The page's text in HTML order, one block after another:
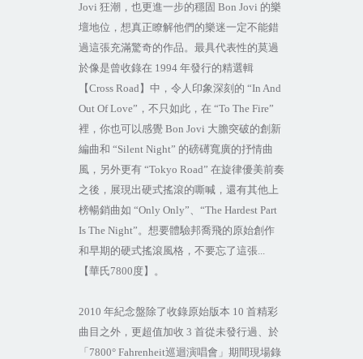
Jovi 狂潮，也更進一步的穩固 Bon Jovi 的樂
壇地位，想真正瞭解他們的樂迷一定不能錯
過這張充滿驚奇的作品。最具代表性的莫過
於像是曾收錄在 1994 年發行的精選輯
【Cross Road 】中，令人印象深刻的 “In And
Out Of Love” ，不只如此，在 “To The Fire”
裡，你也可以感覺 Bon Jovi 大膽突破的創新
編曲和 “Silent Night” 的磅礡寬廣的抒情曲
風，另外更有 “Tokyo Road” 在旋律優美前奏
之後，展現出硬式搖滾的嘶喊，還有其他上
榜暢銷曲如 “Only Only”、 “The Hardest Part
Is The Night”。想要體驗邦喬飛的原始創作
和早期的硬式搖滾風格，不要忘了這張...
【華氏7800度】。
2010 年紀念盤除了收錄原始版本 10 首精彩
曲目之外，更超值加收 3 首從未發行過、於
「 7800° Fahrenheit巡迴演唱會」期間現場錄